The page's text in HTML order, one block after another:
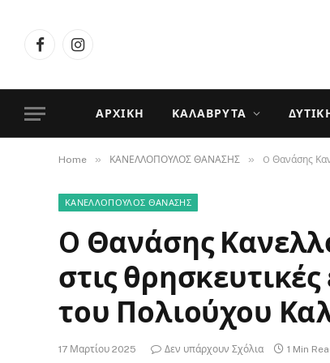
FacebookInstagram
ΑΡΧΙΚΉ ΚΑΛΆΒΡΥΤΑ
Home » ΚΑΝΕΛΛΟΠΟΥΛΟΣ ΘΑΝΑΣΗΣ » O Θανάσης
ΚΑΝΕΛΛΟΠΟΥΛΟΣ ΘΑΝΑΣΗΣ
O Θανάσης
στις
του Πολιούχου
17 Μαρτίου 2025 Δεν υπάρχουν Σχόλια 1 Min